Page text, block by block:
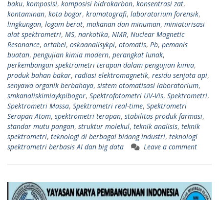
baku, komposisi, komposisi hidrokarbon, konsentrasi zat,
kontaminan, kota bogor, kromatografi, laboratorium forensik,
lingkungan, logam berat, makanan dan minuman, miniaturisasi
alat spektrometri, MS, narkotika, NMR, Nuclear Magnetic
Resonance, ortabel, oskaanalisykpi, otomatis, Pb, pemanis
buatan, pengujian kimia modern, perangkat lunak,
perkembangan spektrometri terapan dalam pengujian kimia,
produk bahan bakar, radiasi elektromagnetik, residu senjata api,
senyawa organik berbahaya, sistem otomatisasi laboratorium,
smkanaliskimiaykpibogor, Spektrofotometri UV-Vis, Spektrometri,
Spektrometri Massa, Spektrometri real-time, Spektrometri
Serapan Atom, spektrometri terapan, stabilitas produk farmasi,
standar mutu pangan, struktur molekul, teknik analisis, teknik
spektrometri, teknologi di berbagai bidang industri, teknologi
spektrometri berbasis AI dan big data
Leave a comment